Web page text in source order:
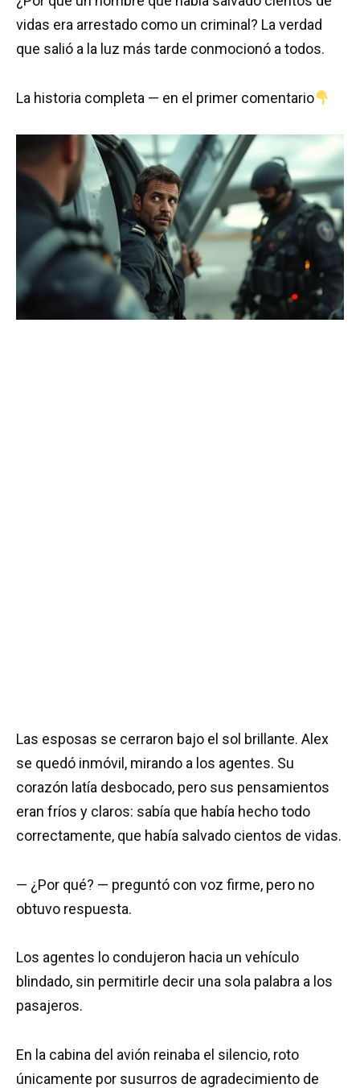
vidas era arrestado como un criminal? La verdad
que salió a la luz más tarde conmocionó a todos.
La historia completa — en el primer comentario
Las esposas se cerraron bajo el sol brillante. Alex
se quedó inmóvil, mirando a los agentes. Su
corazón latía desbocado, pero sus pensamientos
eran fríos y claros: sabía que había hecho todo
correctamente, que había salvado cientos de vidas.
— ¿Por qué? — preguntó con voz firme, pero no
obtuvo respuesta.
Los agentes lo condujeron hacia un vehículo
blindado, sin permitirle decir una sola palabra a los
pasajeros.
En la cabina del avión reinaba el silencio, roto
únicamente por susurros de agradecimiento de